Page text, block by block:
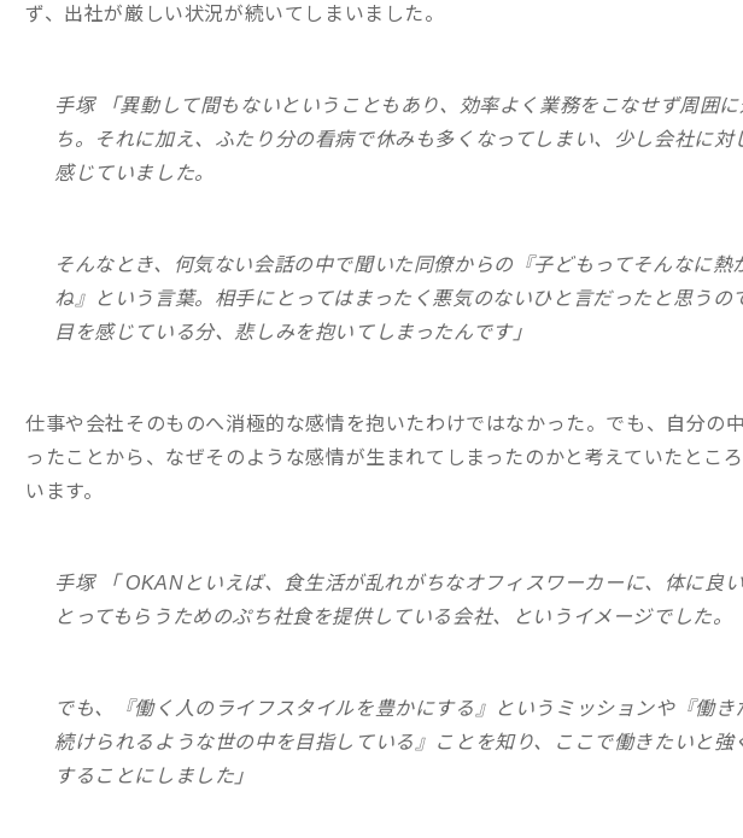
ず、出社が厳しい状況が続いてしまいました。
手塚 「異動して間もないということもあり、効率よく業務をこなせず周囲
ち。それに加え、ふたり分の看病で休みも多くなってしまい、少し会社に対
感じていました。
そんなとき、何気ない会話の中で聞いた同僚からの『子どもってそんなに熱
ね』という言葉。相手にとってはまったく悪気のないひと言だったと思うの
目を感じている分、悲しみを抱いてしまったんです」
仕事や会社そのものへ消極的な感情を抱いたわけではなかった。でも、自分の
ったことから、なぜそのような感情が生まれてしまったのかと考えていたとこ
います。
手塚 「 OKANといえば、食生活が乱れがちなオフィスワーカーに、体に良
とってもらうためのぷち社食を提供している会社、というイメージでした。
でも、『働く人のライフスタイルを豊かにする』というミッションや『働き
続けられるような世の中を目指している』ことを知り、ここで働きたいと強
することにしました」